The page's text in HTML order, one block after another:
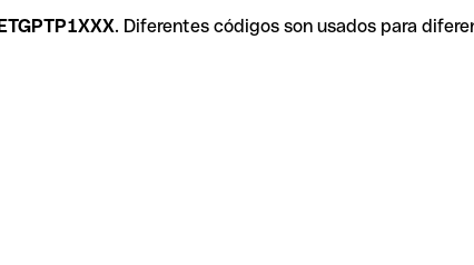
. Diferentes códigos son usados para